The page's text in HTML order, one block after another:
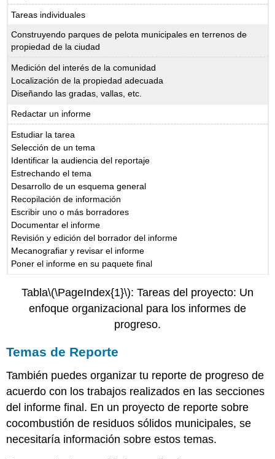
Tareas individuales
Construyendo parques de pelota municipales en terrenos de
propiedad de la ciudad
Medición del interés de la comunidad
Localización de la propiedad adecuada
Diseñando las gradas, vallas, etc.
Redactar un informe
Estudiar la tarea
Selección de un tema
Identificar la audiencia del reportaje
Estrechando el tema
Desarrollo de un esquema general
Recopilación de información
Escribir uno o más borradores
Documentar el informe
Revisión y edición del borrador del informe
Mecanografiar y revisar el informe
Poner el informe en su paquete final
Tabla\(\PageIndex{1}\): Tareas del proyecto: Un
enfoque organizacional para los informes de
progreso.
Temas de Reporte
También puedes organizar tu reporte de progreso de
acuerdo con los trabajos realizados en las secciones
del informe final. En un proyecto de reporte sobre
cocombustión de residuos sólidos municipales, se
necesitaría información sobre estos temas.